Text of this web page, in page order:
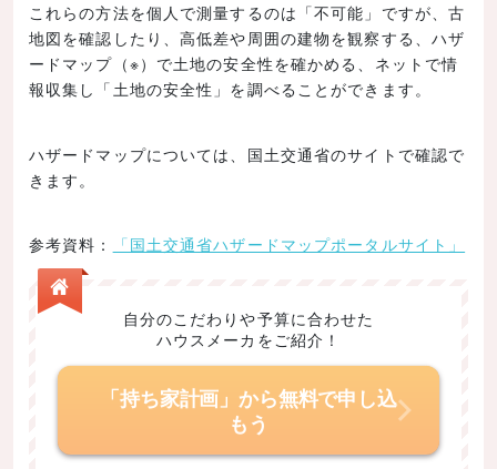
これらの方法を個人で測量するのは「不可能」ですが、古
地図を確認したり、高低差や周囲の建物を観察する、ハザ
ードマップ（※）で土地の安全性を確かめる、ネットで情
報収集し「土地の安全性」を調べることができます。
ハザードマップについては、国土交通省のサイトで確認で
きます。
参考資料： 「国土交通省ハザードマップポータルサイト」
自分のこだわりや予算に合わせた
ハウスメーカをご紹介！
「持ち家計画」から無料で申し込
もう